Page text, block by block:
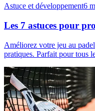
Astuce et développement6
Les 7 astuces pour
Améliorez votre jeu au
pratiques. Parfait pour tous